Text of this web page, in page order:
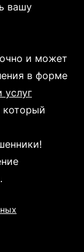
вашу
и может
в форме
услуг
который